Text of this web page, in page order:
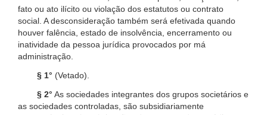
fato ou ato ilícito ou violação dos estatutos ou contrato
social. A desconsideração também será efetivada quando
houver falência, estado de insolvência, encerramento ou
inatividade da pessoa jurídica provocados por má
administração.
§ 1° (Vetado).
§ 2° As sociedades integrantes dos grupos societários e
as sociedades controladas, são subsidiariamente